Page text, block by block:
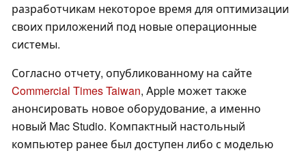
разработчикам некоторое время для оптимизации
своих приложений под новые операционные
системы.
Согласно отчету, опубликованному на сайте
Commercial Times Taiwan, Apple может также
анонсировать новое оборудование, а именно
новый Mac Studio. Компактный настольный
компьютер ранее был доступен либо с моделью